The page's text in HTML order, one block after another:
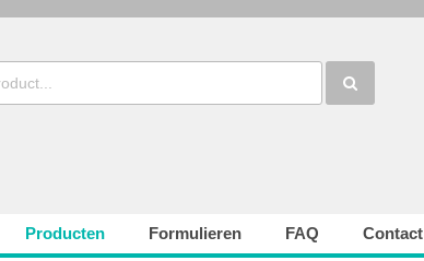
Producten Formulieren FAQ Contact